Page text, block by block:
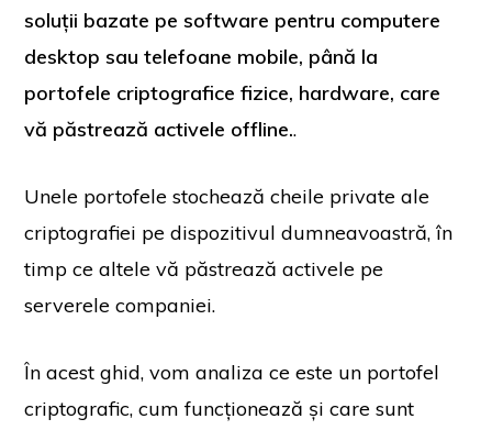
soluții bazate pe software pentru computere
desktop sau telefoane mobile, până la
portofele criptografice fizice, hardware, care
vă păstrează activele offline..
Unele portofele stochează cheile private ale
criptografiei pe dispozitivul dumneavoastră, în
timp ce altele vă păstrează activele pe
serverele companiei.
În acest ghid, vom analiza ce este un portofel
criptografic, cum funcționează și care sunt